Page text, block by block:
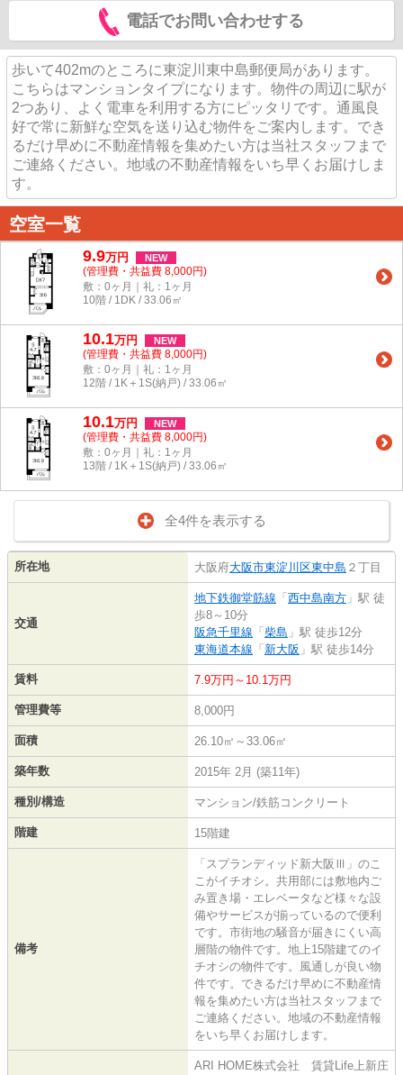
電話でお問い合わせする
歩いて402mのところに東淀川東中島郵便局があります。
こちらはマンションタイプになります。物件の周辺に駅が
2つあり、よく電車を利用する方にピッタリです。通風良
好で常に新鮮な空気を送り込む物件をご案内します。でき
るだけ早めに不動産情報を集めたい方は当社スタッフまで
ご連絡ください。地域の不動産情報をいち早くお届けしま
す。
空室一覧
9.9万円 NEW
(管理費・共益費 8,000円)
敷：0ヶ月｜礼：1ヶ月
10階 / 1DK / 33.06㎡
10.1万円 NEW
(管理費・共益費 8,000円)
敷：0ヶ月｜礼：1ヶ月
12階 / 1K＋1S(納戸) / 33.06㎡
10.1万円 NEW
(管理費・共益費 8,000円)
敷：0ヶ月｜礼：1ヶ月
13階 / 1K＋1S(納戸) / 33.06㎡
全4件を表示する
所在地 大阪府大阪市東淀川区東中島 ２丁目
交通
地下鉄御堂筋線 「 西中島南方 」駅 徒
歩8～10分
阪急千里線 「 柴島 」駅 徒歩12分
東海道本線 「 新大阪 」駅 徒歩14分
賃料 7.9万円～10.1万円
管理費等 8,000円
面積 26.10㎡～33.06㎡
築年数 2015年 2月 (築11年)
種別/構造 マンション/鉄筋コンクリート
階建 15階建
備考
「スプランディッド新大阪Ⅲ」のこ
こがイチオシ。共用部には敷地内ご
み置き場・エレベータなど様々な設
備やサービスが揃っているので便利
です。市街地の騒音が届きにくい高
層階の物件です。地上15階建てのイ
チオシの物件です。風通しが良い物
件です。できるだけ早めに不動産情
報を集めたい方は当社スタッフまで
ご連絡ください。地域の不動産情報
をいち早くお届けします。
ARI HOME株式会社 賃貸Life上新庄